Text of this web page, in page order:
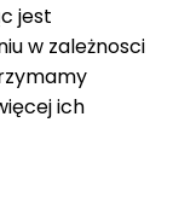
jest
w zależnosci
ich